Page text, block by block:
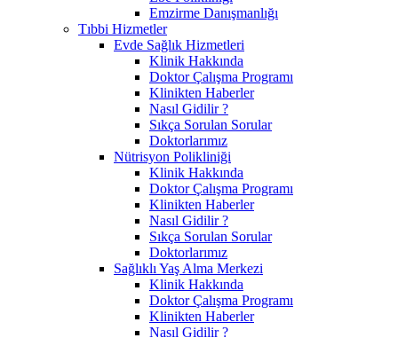
Emzirme Danışmanlığı
Tıbbi Hizmetler
Evde Sağlık Hizmetleri
Klinik Hakkında
Doktor Çalışma Programı
Klinikten Haberler
Nasıl Gidilir ?
Sıkça Sorulan Sorular
Doktorlarımız
Nütrisyon Polikliniği
Klinik Hakkında
Doktor Çalışma Programı
Klinikten Haberler
Nasıl Gidilir ?
Sıkça Sorulan Sorular
Doktorlarımız
Sağlıklı Yaş Alma Merkezi
Klinik Hakkında
Doktor Çalışma Programı
Klinikten Haberler
Nasıl Gidilir ?